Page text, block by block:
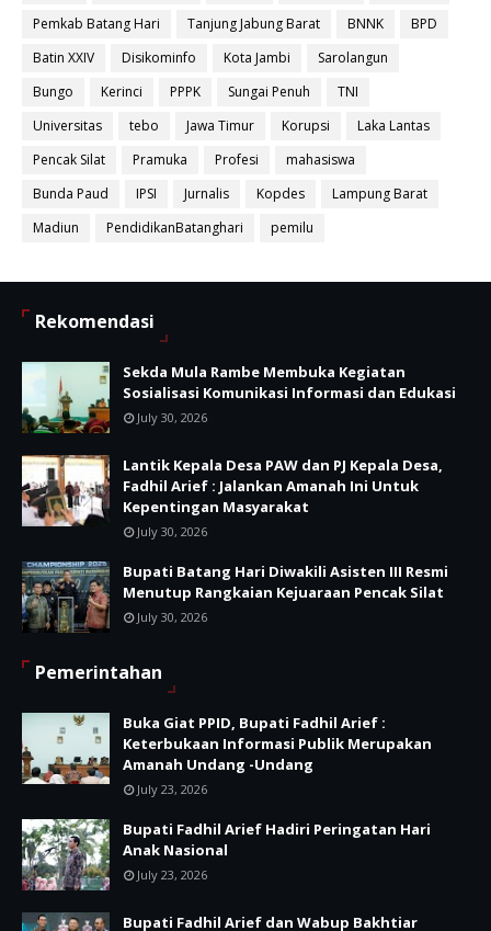
Pemkab Batang Hari
Tanjung Jabung Barat BNNK
BPD
Batin XXIV
Disikominfo Kota Jambi
Sarolangun
Bungo
Kerinci PPPK Sungai Penuh
TNI
Universitas
tebo Jawa Timur Korupsi
Laka Lantas
Pencak Silat
Pramuka Profesi
mahasiswa
Bunda Paud
IPSI Jurnalis Kopdes
Lampung Barat
Madiun
PendidikanBatanghari pemilu
Rekomendasi
Sekda Mula Rambe Membuka Kegiatan
Sosialisasi Komunikasi Informasi dan Edukasi
July 30, 2026
Lantik Kepala Desa PAW dan PJ Kepala Desa,
Fadhil Arief : Jalankan Amanah Ini Untuk
Kepentingan Masyarakat
July 30, 2026
Bupati Batang Hari Diwakili Asisten III Resmi
Menutup Rangkaian Kejuaraan Pencak Silat
July 30, 2026
Pemerintahan
Buka Giat PPID, Bupati Fadhil Arief :
Keterbukaan Informasi Publik Merupakan
Amanah Undang -Undang
July 23, 2026
Bupati Fadhil Arief Hadiri Peringatan Hari
Anak Nasional
July 23, 2026
Bupati Fadhil Arief dan Wabup Bakhtiar